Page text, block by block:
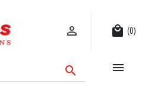
 local_mall (0)
 